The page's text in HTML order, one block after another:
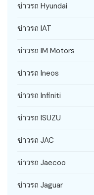
ข่าวรถ Hyundai
ข่าวรถ IAT
ข่าวรถ IM Motors
ข่าวรถ Ineos
ข่าวรถ Infiniti
ข่าวรถ ISUZU
ข่าวรถ JAC
ข่าวรถ Jaecoo
ข่าวรถ Jaguar